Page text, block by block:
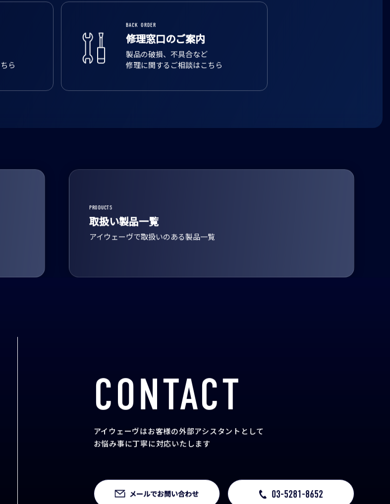
ら
BACK ORDER
修理窓口のご案内
製品の破損、不具合など
修理に関するご相談はこちら
PRODUCTS
取扱い製品一覧
アイウェーヴで取扱いのある製品一覧
CONTACT
アイウェーヴはお客様の外部アシスタント として
お悩み事に丁寧に対応いたします
メールでお問い合わせ 03-5281-8652